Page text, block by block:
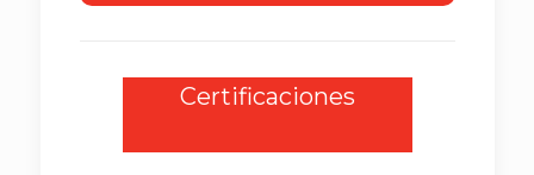
Certificaciones